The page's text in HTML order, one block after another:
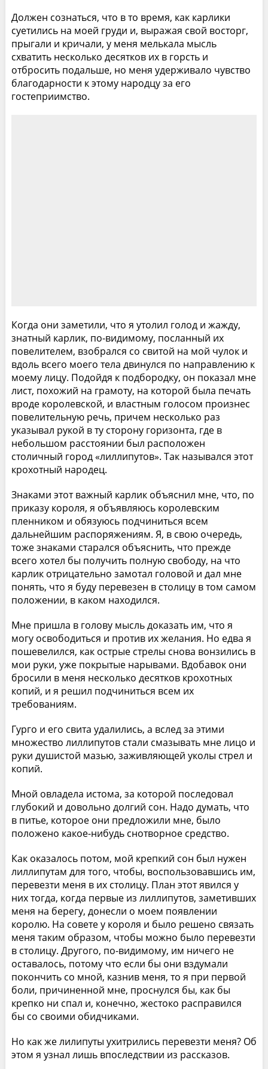
Должен сознаться, что в то время, как карлики
суетились на моей груди и, выражая свой восторг,
прыгали и кричали, у меня мелькала мысль
схватить несколько десятков их в горсть и
отбросить подальше, но меня удерживало чувство
благодарности к этому народцу за его
гостеприимство.
Когда они заметили, что я утолил голод и жажду,
знатный карлик, по-видимому, посланный их
повелителем, взобрался со свитой на мой чулок и
вдоль всего моего тела двинулся по направлению к
моему лицу. Подойдя к подбородку, он показал мне
лист, похожий на грамоту, на которой была печать
вроде королевской, и властным голосом произнес
повелительную речь, причем несколько раз
указывал рукой в ту сторону горизонта, где в
небольшом расстоянии был расположен
столичный город «лиллипутов». Так назывался этот
крохотный народец.
Знаками этот важный карлик объяснил мне, что, по
приказу короля, я объявляюсь королевским
пленником и обязуюсь подчиниться всем
дальнейшим распоряжениям. Я, в свою очередь,
тоже знаками старался объяснить, что прежде
всего хотел бы получить полную свободу, на что
карлик отрицательно замотал головой и дал мне
понять, что я буду перевезен в столицу в том самом
положении, в каком находился.
Мне пришла в голову мысль доказать им, что я
могу освободиться и против их желания. Но едва я
пошевелился, как острые стрелы снова вонзились в
мои руки, уже покрытые нарывами. Вдобавок они
бросили в меня несколько десятков крохотных
копий, и я решил подчиниться всем их
требованиям.
Гурго и его свита удалились, a вслед за этими
множество лиллипутов стали смазывать мне лицо и
руки душистой мазью, заживляющей уколы стрел и
копий.
Мной овладела истома, за которой последовал
глубокий и довольно долгий сон. Надо думать, что
в питье, которое они предложили мне, было
положено какое-нибудь снотворное средство.
Как оказалось потом, мой крепкий сон был нужен
лиллипутам для того, чтобы, воспользовавшись им,
перевезти меня в их столицу. План этот явился у
них тогда, когда первые из лиллипутов, заметивших
меня на берегу, донесли о моем появлении
королю. На совете у короля и было решено связать
меня таким образом, чтобы можно было перевезти
в столицу. Другого, по-видимому, им ничего не
оставалось, потому что если бы они вздумали
покончить со мной, казнив меня, то я при первой
боли, причиненной мне, проснулся бы, как бы
крепко ни спал и, конечно, жестоко расправился
бы со своими обидчиками.
Но как же лилипуты ухитрились перевезти меня? Об
этом я узнал лишь впоследствии из рассказов.